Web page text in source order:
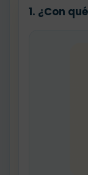
1. ¿Con